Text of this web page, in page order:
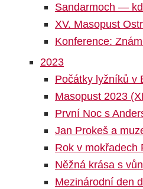
Sandarmoch —
XV. Masopust
Konference:
2023
Počátky lyžníků v
Masopust 2023
První Noc s
Jan Prokeš a
Rok v mokřadech
Něžná krása s
Mezinárodní den